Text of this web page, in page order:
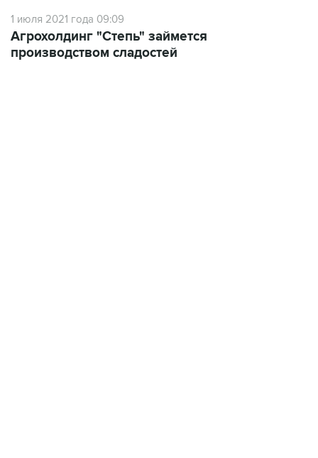
1 июля 2021 года 09:09
Агрохолдинг "Степь" займется
производством сладостей